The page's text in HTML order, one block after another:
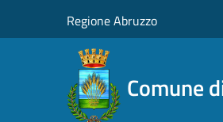
Regione Abruzzo
Comune